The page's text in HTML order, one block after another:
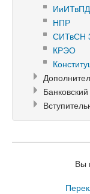
НПР
СИТвСН
КРЭО
Вы